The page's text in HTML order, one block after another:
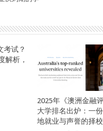
考试？
解析，
2025年《澳洲金融
大学排名出炉：一
地就业与声誉的择